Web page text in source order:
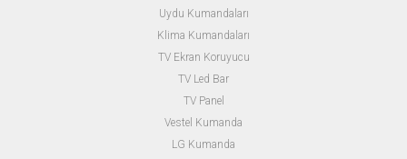
Uydu Kumandaları
Klima Kumandaları
TV Ekran Koruyucu
TV Led Bar
TV Panel
Vestel Kumanda
LG Kumanda